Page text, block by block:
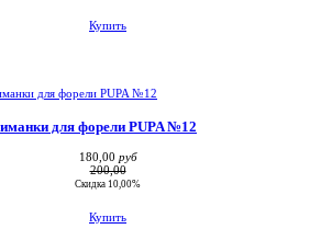
Купить
для форели PUPA №12
180,00 руб
200,00
Скидка 10,00%
Купить